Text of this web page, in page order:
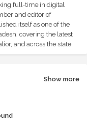
full-time in digital
and editor of
itself as one of the
covering the latest
and across the state.
Show more